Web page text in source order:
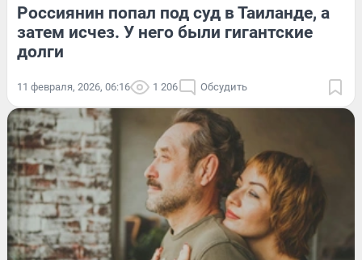
Россиянин попал под суд в Таиланде, а
затем исчез. У него были гигантские
долги
11 февраля, 2026, 06:16 1 206 Обсудить